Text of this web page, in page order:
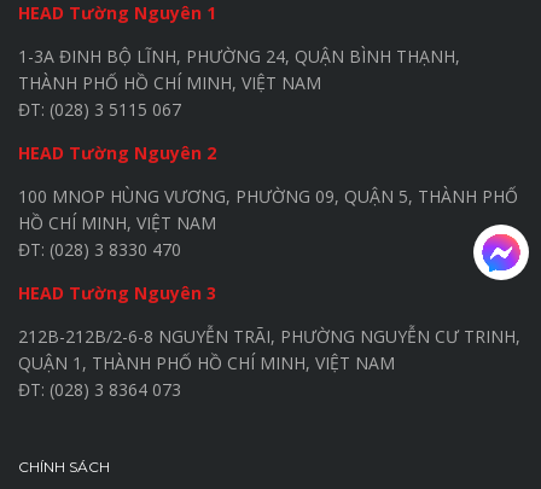
HEAD Tường Nguyên 1
1-3A ĐINH BỘ LĨNH, PHƯỜNG 24, QUẬN BÌNH THẠNH,
THÀNH PHỐ HỒ CHÍ MINH, VIỆT NAM
ĐT: (028) 3 5115 067
HEAD Tường Nguyên 2
100 MNOP HÙNG VƯƠNG, PHƯỜNG 09, QUẬN 5, THÀNH PHỐ
HỒ CHÍ MINH, VIỆT NAM
ĐT: (028) 3 8330 470
HEAD Tường Nguyên 3
212B-212B/2-6-8 NGUYỄN TRÃI, PHƯỜNG NGUYỄN CƯ TRINH,
QUẬN 1, THÀNH PHỐ HỒ CHÍ MINH, VIỆT NAM
ĐT: (028) 3 8364 073
CHÍNH SÁCH